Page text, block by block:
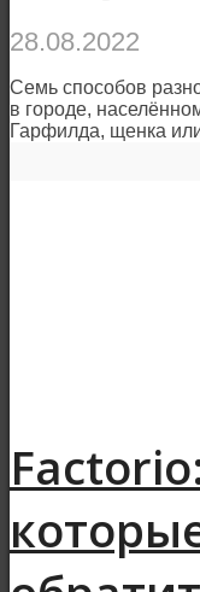
28.08.2022
Семь способов
в городе,
Гарфилда, щенка